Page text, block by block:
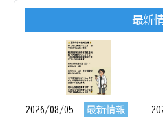
最新
2026/08/05 最新情報